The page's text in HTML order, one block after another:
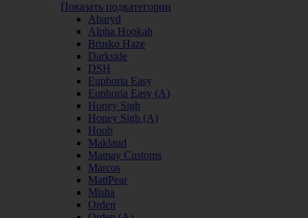
Показать подкатегории
Abaryd
Alpha Hookah
Brusko Haze
Darkside
DSH
Euphoria Easy
Euphoria Easy (А)
Honey Sigh
Honey Sigh (А)
Hoob
Maklaud
Mamay Customs
Marcos
MattPear
Misha
Orden